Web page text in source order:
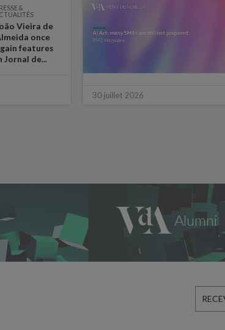
&
Vieira de
once
features
Jornal de...
30 juillet 2026